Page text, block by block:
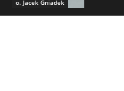
o. Jacek Gniadek